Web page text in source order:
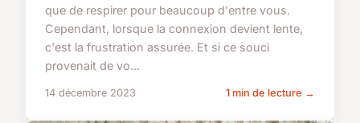
que de respirer pour beaucoup d'entre vous.
Cependant, lorsque la connexion devient lente,
c'est la frustration assurée. Et si ce souci
provenait de vo...
14 décembre 2023 1 min de lecture →